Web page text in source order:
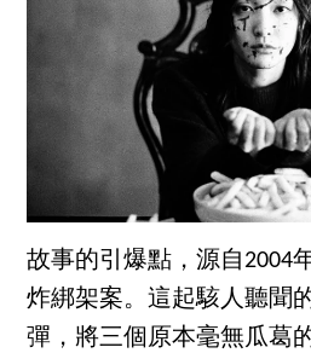
故事的引爆點，源自2004
炸綁架案。這起駭人聽聞
彈，將三個原本毫無瓜葛